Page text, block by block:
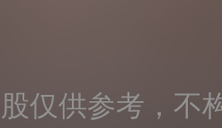
仅供参考，不